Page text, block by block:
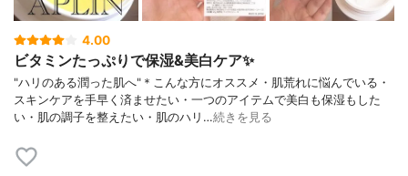
4.00
ビタミンたっぷりで保湿&美白ケア✨
"ハリのある潤った肌へ"＊こんな方にオススメ・肌荒れに悩んでいる・
スキンケアを手早く済ませたい・一つのアイテムで美白も保湿もした
い・肌の調子を整えたい・肌のハリ…続きを見る